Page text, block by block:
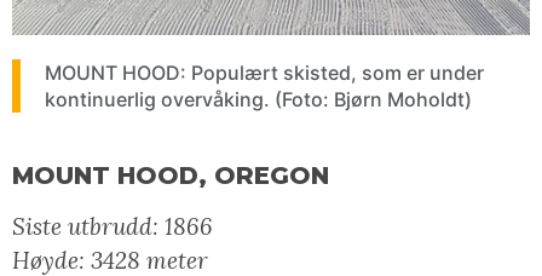
MOUNT HOOD: Populært skisted, som er under
kontinuerlig overvåking. (Foto: Bjørn Moholdt)
MOUNT HOOD, OREGON
Siste utbrudd: 1866
Høyde: 3428 meter